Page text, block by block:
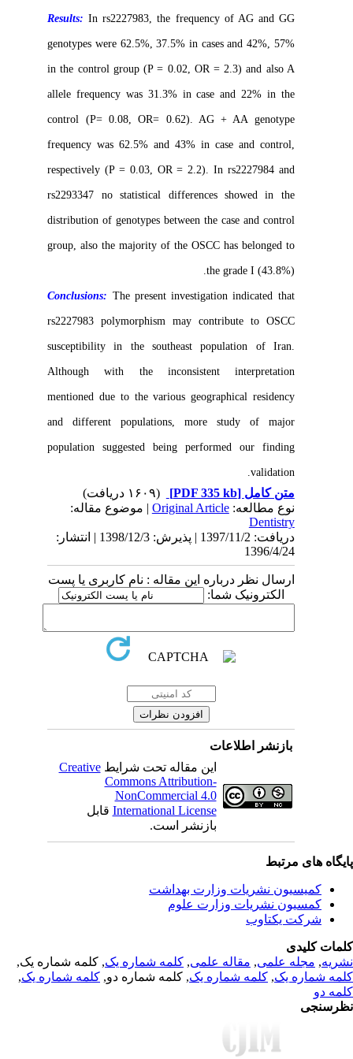
Results:In rs2227983, the frequency of AG and GG
genotypes were 62.5%, 37.5% in cases and 42%, 57%
in the control group (P = 0.02, OR = 2.3) and also A
allele frequency was31.3% in case and 22% in the
control (P= 0.08, OR= 0.62). AG + AA genotype
frequency was 62.5% and 43% in case and control,
respectively (P = 0.03, OR = 2.2). In rs2227984 and
rs2293347 no statistical differences showed in the
distribution of genotypes between the case and control
group, also the majority of the OSCC has belonged to
the grade I (43.8%).
Conclusions:The present investigation indicated that
rs2227983 polymorphism may contribute to OSCC
susceptibility in the southeast population of Iran.
Although with the inconsistent interpretation
mentioned due to the various geographical residency
and different populations, more study of major
population suggested being performed our finding
validation.
متن کامل[PDF 335 kb]
نوع مطالعه:Original Article| موضوع مقاله:
Dentistry
دریافت: 1397/11/2 | پذیرش: 1398/12/3 | انتشار:
1396/4/24
ارسال نظر درباره این مقاله : نام کاربری یا پست
الکترونیک شما:
بازنشر اطلاعات
این مقاله تحت شرایطCreative
Commons Attribution-
NonCommercial 4.0
International Licenseقابل
بازنشر است.
های مرتبط
کمیسیون نشریات وزارت بهداشت
کمسیون نشریات وزارت علوم
شرکت یکتاوب
کلیدی
,مجله علمی, مقاله علمی, کلمه شماره یک, کلمه شماره یک,
شماره یک,کلمه شماره یک, کلمه شماره دو,کلمه شماره یک,
دو